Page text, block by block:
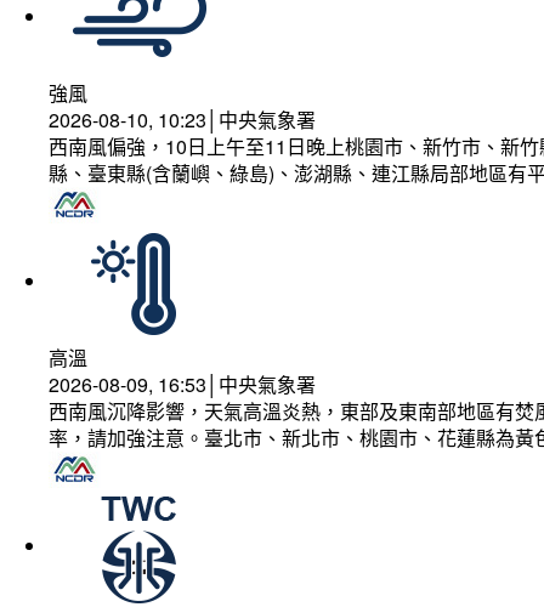
強風
2026-08-10, 10:23│中央氣象署
西南風偏強，10日上午至11日晚上桃園市、新竹市、新
縣、臺東縣(含蘭嶼、綠島)、澎湖縣、連江縣局部地區
高溫
2026-08-09, 16:53│中央氣象署
西南風沉降影響，天氣高溫炎熱，東部及東南部地區有
率，請加強注意。臺北市、新北市、桃園市、花蓮縣為